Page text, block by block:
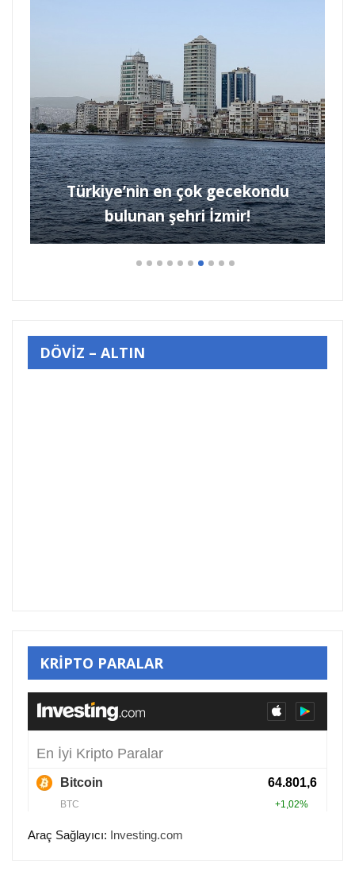
Türkiye’nin en çok gecekondu
bulunan şehri İzmir!
DÖVİZ – ALTIN
KRİPTO PARALAR
Araç Sağlayıcı: Investing.com